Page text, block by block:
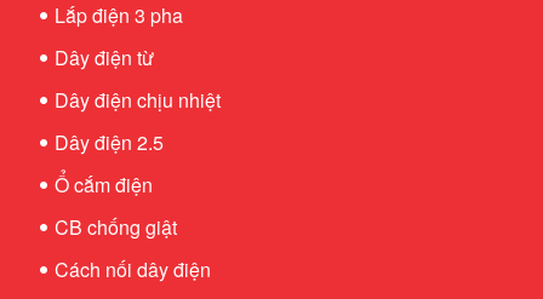
Lắp điện 3 pha
Dây điện từ
Dây điện chịu nhiệt
Dây điện 2.5
Ổ cắm điện
CB chống giật
Cách nối dây điện